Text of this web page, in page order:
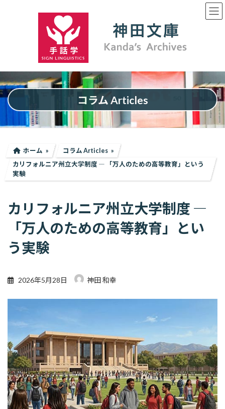
ッ
プ
移
動
コラム Articles
ホーム
コラム Articles
カリフォルニア州立大学制度 ― 「万人のための高等教育」という
実験
カリフォルニア州立大学制度 ―
「万人のための高等教育」とい
う実験
2026年5月28日 神田 和幸